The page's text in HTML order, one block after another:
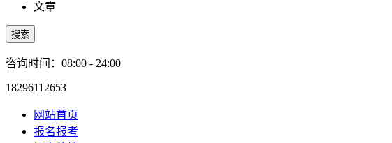
文章
搜索
咨询时间：08:00 - 24:00
18296112653
网站首页
报名报考